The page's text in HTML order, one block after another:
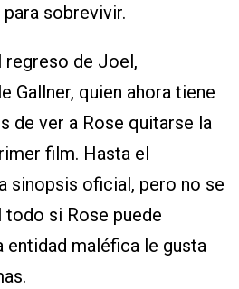
sobrevivir.
regreso de Joel,
Gallner, quien ahora tiene
de ver a Rose quitarse la
film. Hasta el
sinopsis oficial, pero no se
si Rose puede
entidad maléfica le gusta